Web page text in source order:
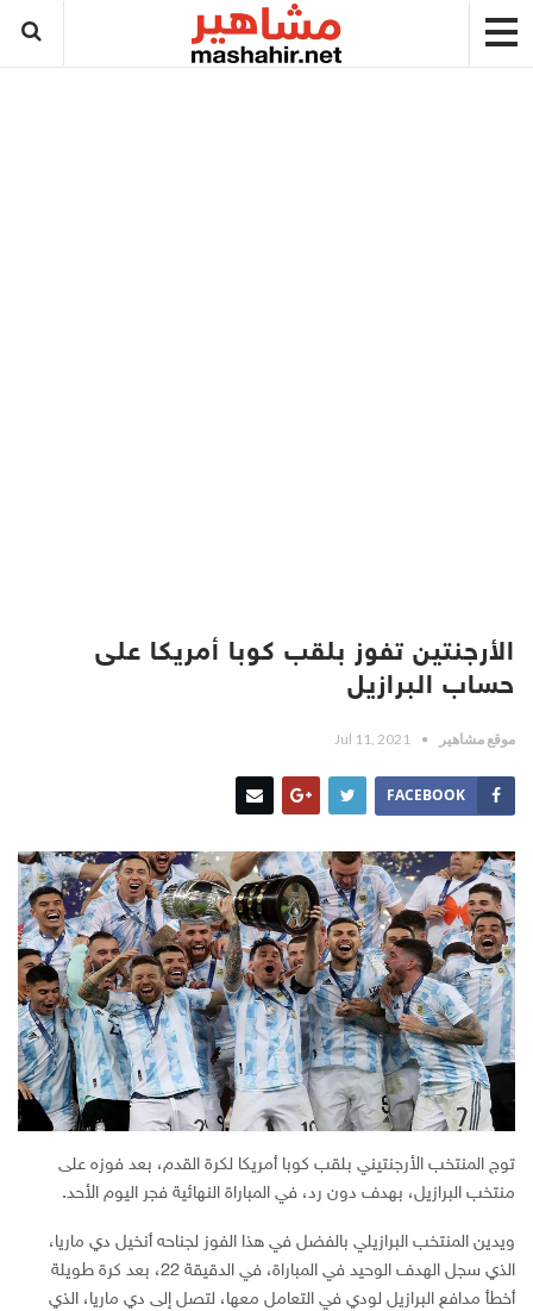
الأرجنتين تفوز بلقب كوبا أمريكا على
حساب البرازيل
موقع مشاهير Jul 11, 2021
FACEBOOK
توج المنتخب الأرجنتيني بلقب كوبا أمريكا لكرة القدم، بعد فوزه على
منتخب البرازيل، بهدف دون رد، في المباراة النهائية فجر اليوم الأحد.
ويدين المنتخب البرازيلي بالفضل في هذا الفوز لجناحه أنخيل دي ماريا،
الذي سجل الهدف الوحيد في المباراة، في الدقيقة 22، بعد كرة طويلة
أخطأ مدافع البرازيل لودي في التعامل معها، لتصل إلى دي ماريا، الذي